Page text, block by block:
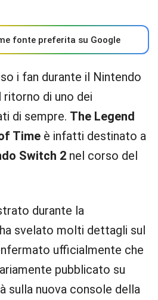
fonte preferita su Google
i fan durante il Nintendo
di uno dei
di sempre. The Legend
Time è infatti destinato a
Switch 2 nel corso del
durante la
svelato molti dettagli sul
ufficialmente che
pubblicato su
sulla nuova console della